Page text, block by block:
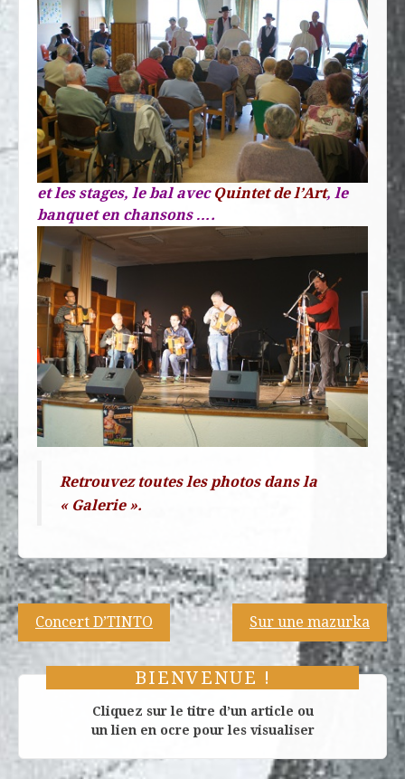
et les stages, le bal avec Quintet de l’Art, le
banquet en chansons ….
Retrouvez toutes les photos dans la
« Galerie ».
Navigation
de
l’article
Concert D’TINTO Sur une mazurka
BIENVENUE !
Cliquez sur le titre d’un article ou
un lien en ocre pour les visualiser